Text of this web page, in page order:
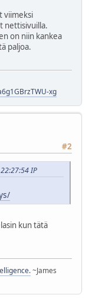
viimeksi
nettisivuilla.
on niin kankea
paljoa.
xg
#2
IP
kun tätä
~James